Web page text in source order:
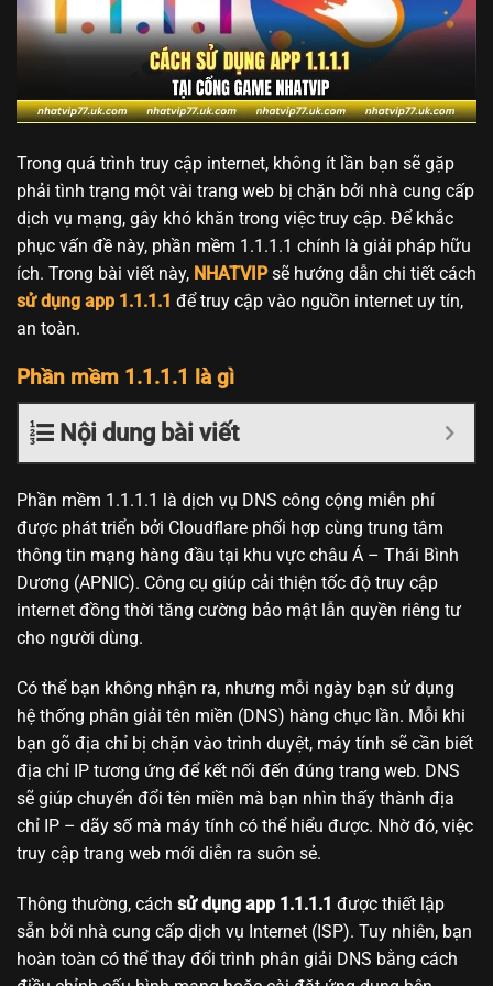
Trong quá trình truy cập internet, không ít lần bạn sẽ gặp
phải tình trạng một vài trang web bị chặn bởi nhà cung cấp
dịch vụ mạng, gây khó khăn trong việc truy cập. Để khắc
phục vấn đề này, phần mềm 1.1.1.1 chính là giải pháp hữu
ích. Trong bài viết này, NHATVIPsẽ hướng dẫn chi tiết cách
sử dụng app 1.1.1.1 để truy cập vào nguồn internet uy tín,
an toàn.
Phần mềm 1.1.1.1 là gì
Nội dung bài viết
Phần mềm 1.1.1.1 là dịch vụ DNS công cộng miễn phí
được phát triển bởi Cloudflare phối hợp cùng trung tâm
thông tin mạng hàng đầu tại khu vực châu Á – Thái Bình
Dương (APNIC). Công cụ giúp cải thiện tốc độ truy cập
internet đồng thời tăng cường bảo mật lẫn quyền riêng tư
cho người dùng.
Có thể bạn không nhận ra, nhưng mỗi ngày bạn sử dụng
hệ thống phân giải tên miền (DNS) hàng chục lần. Mỗi khi
bạn gõ địa chỉ bị chặn vào trình duyệt, máy tính sẽ cần biết
địa chỉ IP tương ứng để kết nối đến đúng trang web. DNS
sẽ giúp chuyển đổi tên miền mà bạn nhìn thấy thành địa
chỉ IP – dãy số mà máy tính có thể hiểu được. Nhờ đó, việc
truy cập trang web mới diễn ra suôn sẻ.
Thông thường, cách sử dụng app 1.1.1.1 được thiết lập
sẵn bởi nhà cung cấp dịch vụ Internet (ISP). Tuy nhiên, bạn
hoàn toàn có thể thay đổi trình phân giải DNS bằng cách